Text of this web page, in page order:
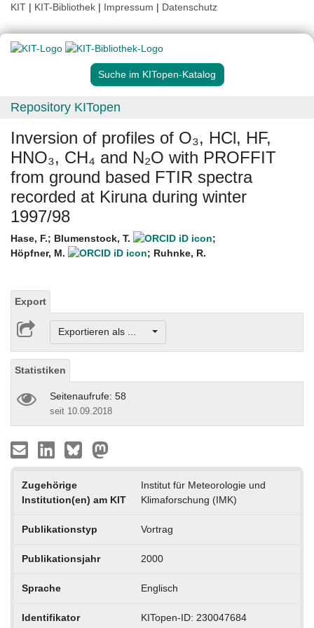
KIT | KIT-Bibliothek | Impressum | Datenschutz
Suche im KITopen-Katalog
Repository KITopen
Inversion of profiles of O₃, HCl, HF,
HNO₃, CH₄ and N₂O with PROFFIT
from ground based FTIR spectra
recorded at Kiruna during winter
1997/98
Hase, F.; Blumenstock, T.
;
Höpfner, M.
; Ruhnke, R.
Export
Exportieren als ...
Statistiken
Seitenaufrufe: 58
seit 10.09.2018
Zugehörige
Institution(en) am KIT
Institut für Meteorologie und
Klimaforschung (IMK)
Publikationstyp Vortrag
Publikationsjahr 2000
Sprache Englisch
Identifikator KITopen-ID: 230047684